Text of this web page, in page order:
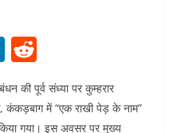
Li
k
e
e
d
di
की पूर्व संध्या पर कुम्हरार
कंकड़बाग में “एक राखी पेड़ के नाम”
गया। इस अवसर पर मुख्य